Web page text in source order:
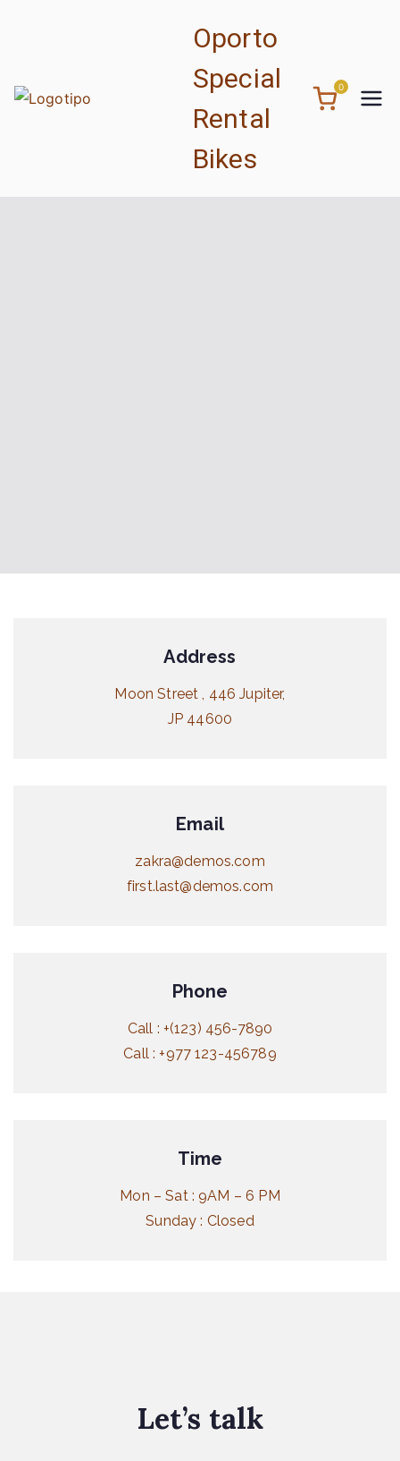
conteúdo
Oporto
Special
Rental
Bikes
0
Address
Moon Street , 446 Jupiter,
JP 44600
Email
zakra@demos.com
first.last@demos.com
Phone
Call : +(123) 456-7890
Call : +977 123-456789
Time
Mon – Sat : 9AM – 6 PM
Sunday : Closed
Let’s talk